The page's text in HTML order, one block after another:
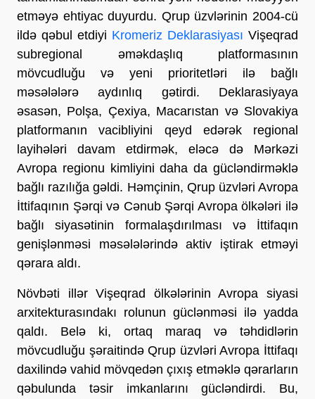
etməyə ehtiyac duyurdu. Qrup üzvlərinin 2004-cü
ildə qəbul etdiyi Kromeriz Deklarasiyası Vişeqrad
subregional əməkdaşlıq platformasının
mövcudluğu və yeni prioritetləri ilə bağlı
məsələlərə aydınlıq gətirdi. Deklarasiyaya
əsasən, Polşa, Çexiya, Macarıstan və Slovakiya
platformanın vacibliyini qeyd edərək regional
layihələri davam etdirmək, eləcə də Mərkəzi
Avropa regionu kimliyini daha da gücləndirməklə
bağlı razılığa gəldi. Həmçinin, Qrup üzvləri Avropa
İttifaqının Şərqi və Cənub Şərqi Avropa ölkələri ilə
bağlı siyasətinin formalaşdırılması və İttifaqın
genişlənməsi məsələlərində aktiv iştirak etməyi
qərara aldı.
Növbəti illər Vişeqrad ölkələrinin Avropa siyasi
arxitekturasındakı rolunun güclənməsi ilə yadda
qaldı. Belə ki, ortaq maraq və təhdidlərin
mövcudluğu şəraitində Qrup üzvləri Avropa İttifaqı
daxilində vahid mövqedən çıxış etməklə qərarların
qəbulunda təsir imkanlarını gücləndirdi. Bu,